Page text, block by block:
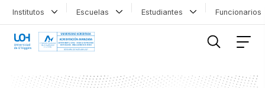
Institutos Escuelas Estudiantes